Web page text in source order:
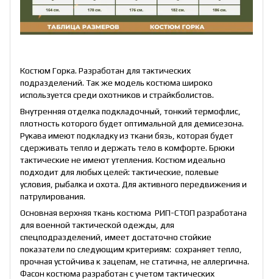
Костюм Горка. Разработан для тактических
подразделений. Так же модель костюма широко
используется среди охотников и страйкболистов.
Внутренняя отделка подкладочный, тонкий термофлис,
плотность которого будет оптимальной для демисезона.
Рукава имеют подкладку из ткани бязь, которая будет
сдерживать тепло и держать тело в комфорте. Брюки
тактические не имеют утепления. Костюм идеально
подходит для любых целей: тактические, полевые
условия, рыбалка и охота. Для активного передвижения и
патрулирования.
Основная верхняя ткань костюма РИП-СТОП разработана
для военной тактической одежды, для
спецподразделений, имеет достаточно стойкие
показатели по следующим критериям: сохраняет тепло,
прочная устойчива к зацепам, не статична, не аллергична.
Фасон костюма разработан с учетом тактических